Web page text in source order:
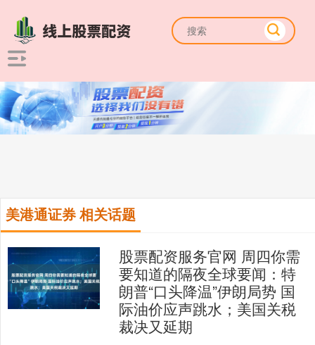
美港通证券 相关话题
股票配资服务官网 周四你需
要知道的隔夜全球要闻：特
朗普“口头降温”伊朗局势 国
际油价应声跳水；美国关税
裁决又延期